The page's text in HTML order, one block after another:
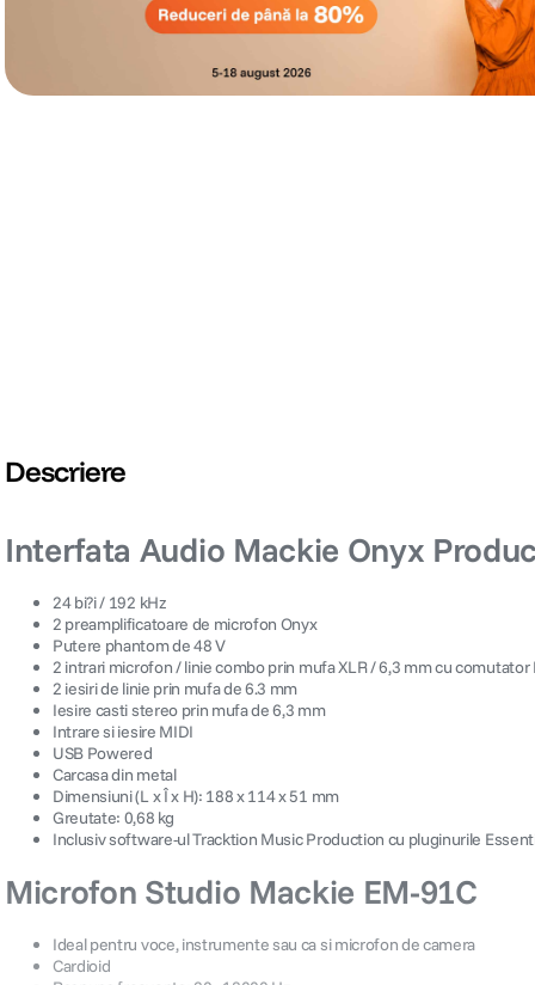
Descriere
Interfata Audio Mackie Onyx
24 bi?i / 192 kHz
2 preamplificatoare de microfon Onyx
Putere phantom de 48 V
2 intrari microfon / linie combo prin mufa XLR / 6,3 mm cu
2 iesiri de linie prin mufa de 6.3 mm
Iesire casti stereo prin mufa de 6,3 mm
Intrare si iesire MIDI
USB Powered
Carcasa din metal
Dimensiuni (L x Î x H): 188 x 114 x 51 mm
Greutate: 0,68 kg
Inclusiv software-ul Tracktion Music Production cu pluginurile
Microfon Studio Mackie EM-91C
Ideal pentru voce, instrumente sau ca si microfon de camera
Cardioid